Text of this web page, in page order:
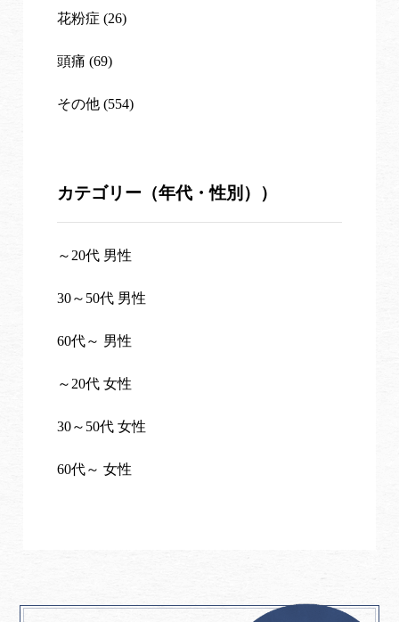
花粉症 (26)
頭痛 (69)
その他 (554)
カテゴリー（年代・性別））
～20代 男性
30～50代 男性
60代～ 男性
～20代 女性
30～50代 女性
60代～ 女性